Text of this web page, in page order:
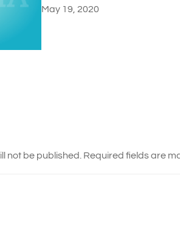
May 19, 2020
not be published. Required fields are